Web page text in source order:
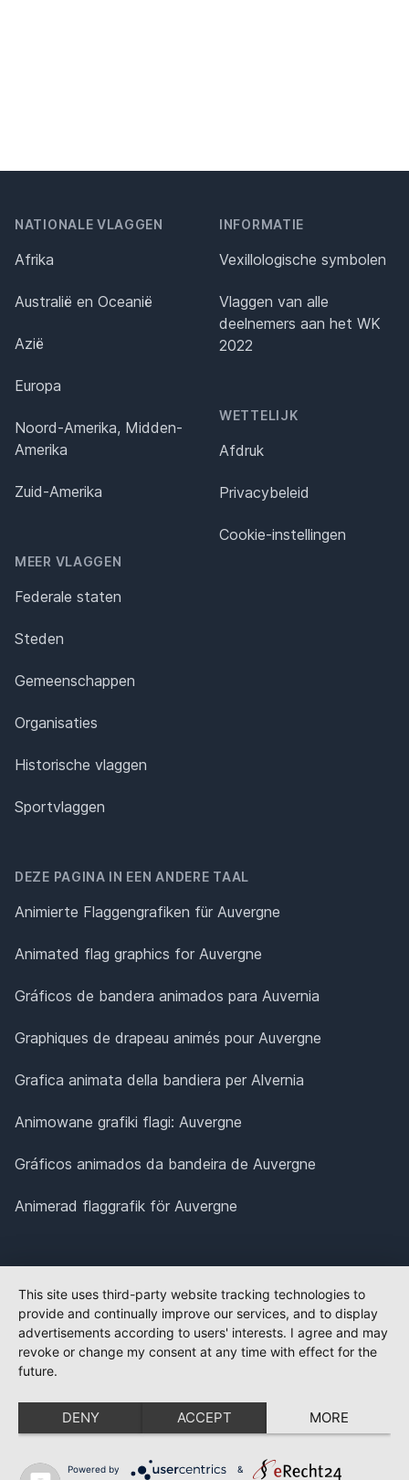
NATIONALE VLAGGEN
Afrika
Australië en Oceanië
Azië
Europa
Noord-Amerika, Midden-
Amerika
Zuid-Amerika
MEER VLAGGEN
Federale staten
Steden
Gemeenschappen
Organisaties
Historische vlaggen
Sportvlaggen
INFORMATIE
Vexillologische symbolen
Vlaggen van alle
deelnemers aan het WK
2022
WETTELIJK
Afdruk
Privacybeleid
Cookie-instellingen
DEZE PAGINA IN EEN ANDERE TAAL
Animierte Flaggengrafiken für Auvergne
Animated flag graphics for Auvergne
Gráficos de bandera animados para Auvernia
Graphiques de drapeau animés pour Auvergne
Grafica animata della bandiera per Alvernia
Animowane grafiki flagi: Auvergne
Gráficos animados da bandeira de Auvergne
Animerad flaggrafik för Auvergne
This site uses third-party website tracking technologies to
provide and continually improve our services, and to display
advertisements according to users' interests. I agree and may
revoke or change my consent at any time with effect for the
future.
DENY ACCEPT MORE
Powered by &